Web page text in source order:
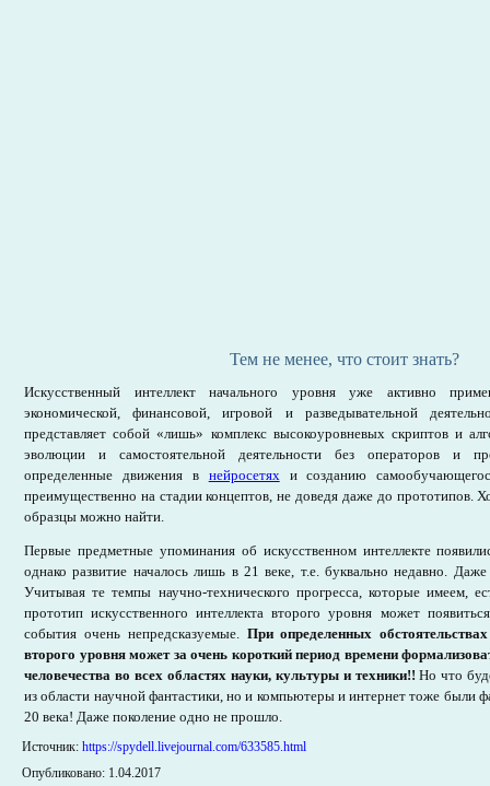
Тем не менее, что стоит знать?
Искусственный интеллект начального уровня уже активно
экономической, финансовой, игровой и разведывательной
представляет собой «лишь» комплекс высокоуровневых скриптов и
эволюции и самостоятельной деятельности без операторов и
определенные движения в нейросетяхи созданию
преимущественно на стадии концептов, не доведя даже до прототипов.
образцы можно найти.
Первые предметные упоминания об искусственном интеллекте
однако развитие началось лишь в 21 веке, т.е. буквально недавно.
Учитывая те темпы научно-технического прогресса, которые имеем,
прототипискусственного интеллекта второго уровня может
события очень непредсказуемые. При определенных
второго уровня может за очень короткий период времени
человечества во всех областях науки, культуры и техники!!Но что
из области научной фантастики, но и компьютеры и интернет тоже были
20 века! Даже поколение одно не прошло.
Источник: https://spydell.livejournal.com/633585.html
Опубликовано: 1.04.2017